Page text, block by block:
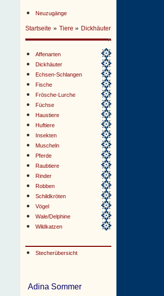
Neuzugänge
Startseite »Tiere » Dickhäuter
Affenarten
Dickhäuter
Echsen-Schlangen
Fische
Frösche-Lurche
Füchse
Haustiere
Huftiere
Insekten
Muscheln
Pferde
Raubtiere
Rinder
Robben
Schildkröten
Vögel
Wale/Delphine
Wildkatzen
Stecherübersicht
Adina Sommer